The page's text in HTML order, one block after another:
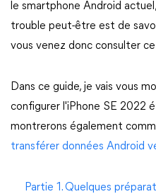
le smartphone Android
trouble peut-être est de
vous venez donc consulter
Dans ce guide, je vais vous
configurer l'iPhone SE 2022
montrerons également
transférer données Android
Partie 1. Quelques